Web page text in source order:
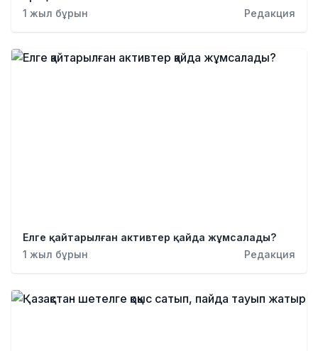
1 жыл бұрын
Редакция
Елге қайтарылған активтер қайда жұмсалады?
1 жыл бұрын
Редакция